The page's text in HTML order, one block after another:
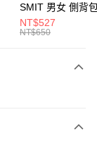
SMIT 男女 側背
BA5871010
NT$527
NT$650